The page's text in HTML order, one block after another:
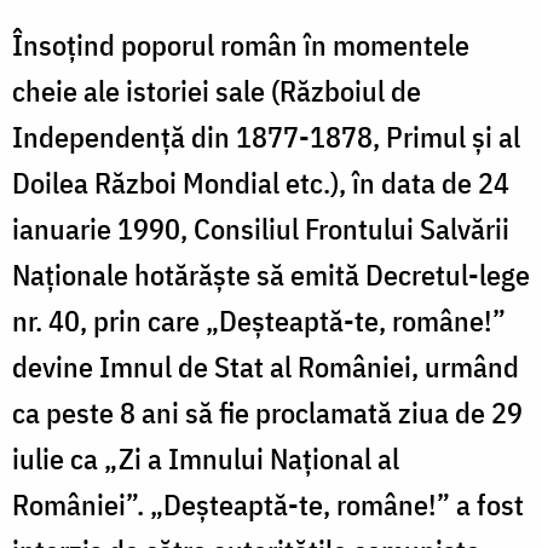
Însoţind poporul român în momentele
cheie ale istoriei sale (Războiul de
Independenţă din 1877-1878, Primul şi al
Doilea Război Mondial etc.), în data de 24
ianuarie 1990, Consiliul Frontului Salvării
Naţionale hotărăşte să emită Decretul-lege
nr. 40, prin care „Deşteaptă-te, române!”
devine Imnul de Stat al României, urmând
ca peste 8 ani să fie proclamată ziua de 29
iulie ca „Zi a Imnului Naţional al
României”. „Deşteaptă-te, române!” a fost